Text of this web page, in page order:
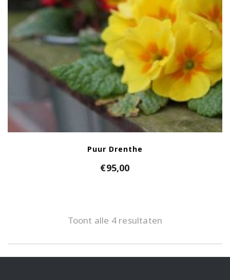
Puur Drenthe
€95,00
Toont alle 4 resultaten